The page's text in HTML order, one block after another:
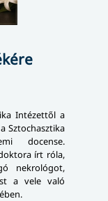
Intézettől a
Sztochasztika
docense.
írt róla,
nekrológot,
a vele való